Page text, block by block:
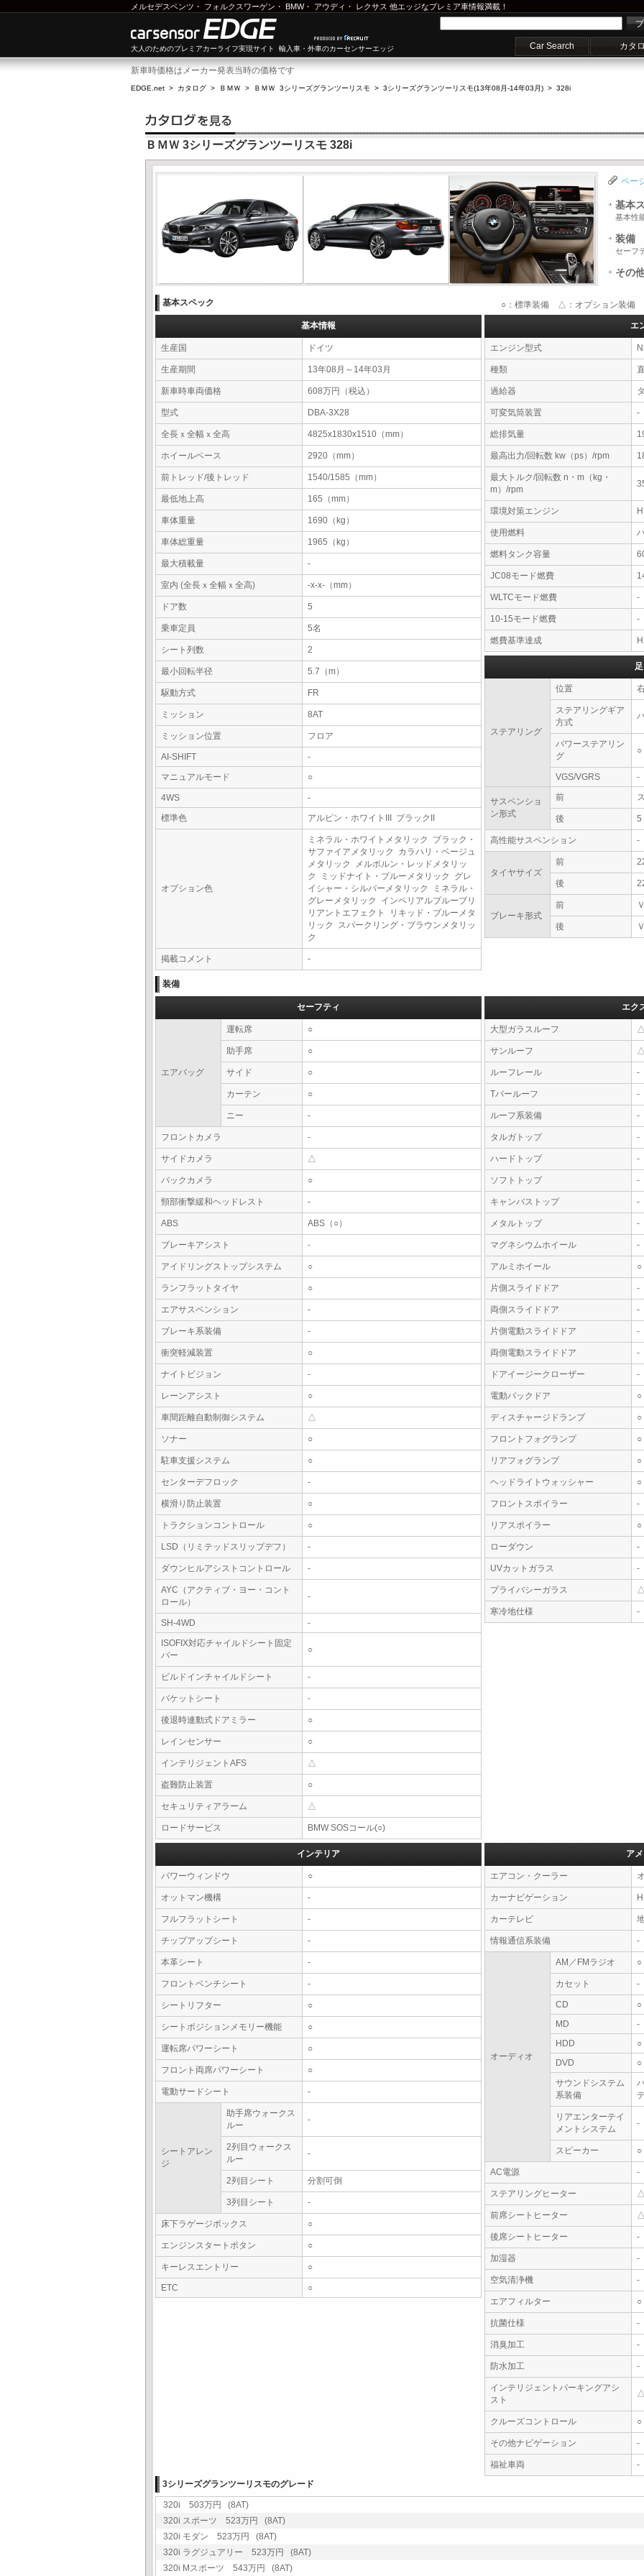
メルセデスベンツ ・ フォルクスワーゲン ・ BMW・ アウディ ・ レクサス 他エッジなプレミア車情報満載！
大人のためのプレミアカーライフ実現サイト 輸入車・外車のカーセンサーエッジ Car Search カタ
新車時価格はメーカー発表当時の価格です
EDGE.net > カタログ > ＢＭＷ > ＢＭＷ 3シリーズグランツーリスモ > 3シリーズグランツーリスモ(13年08月-14年03月) > 328i
ＢＭＷ 3シリーズグランツーリスモ 328i
ペー
基本
基本性
装備
セーフ
その
基本スペック ○：標準装備 △：オプション装備 -
基本情報
生産国 ドイツ
生産期間 13年08月～14年03月
新車時車両価格 608万円（税込）
型式 DBA-3X28
全長ｘ全幅ｘ全高 4825x1830x1510（mm）
ホイールベース 2920（mm）
前トレッド/後トレッド 1540/1585（mm）
最低地上高 165（mm）
車体重量 1690（kg）
車体総重量 1965（kg）
最大積載量 -
室内 (全長ｘ全幅ｘ全高) -x-x-（mm）
ドア数 5
乗車定員 5名
シート列数 2
最小回転半径 5.7（m）
駆動方式 FR
ミッション 8AT
ミッション位置 フロア
AI-SHIFT
-
マニュアルモード
○
4WS
-
標準色
アルピン・ホワイトIII ブラックII
オプション色
ミネラル・ホワイトメタリック ブラック・
サファイアメタリック カラハリ・ベージュ
メタリック メルボルン・レッドメタリッ
ク ミッドナイト・ブルーメタリック グレ
イシャー・シルバーメタリック ミネラル・
グレーメタリック インペリアルブルーブリ
リアントエフェクト リキッド・ブルーメタ
リック スパークリング・ブラウンメタリッ
ク
掲載コメント -
エ
エンジン型式
種類
過給器
可変気筒装置 -
総排気量
最高出力/回転数 kw（ps）/rpm
最大トルク/回転数 n・m（kg・
m）/rpm
環境対策エンジン
使用燃料
燃料タンク容量
JC08モード燃費
WLTCモード燃費 -
10-15モード燃費 -
燃費基準達成
ステアリング
位置
ステアリングギア
方式
パワーステアリン
グ
○
VGS/VGRS -
サスペンショ
ン形式
前
後 5
高性能サスペンション -
タイヤサイズ
前
後
ブレーキ形式
前
後
装備
セーフティ
エアバッグ
運転席 ○
助手席 ○
サイド ○
カーテン ○
ニー -
フロントカメラ -
サイドカメラ △
バックカメラ ○
頸部衝撃緩和ヘッドレスト -
ABS ABS（○）
ブレーキアシスト -
アイドリングストップシステム ○
ランフラットタイヤ ○
エアサスペンション -
ブレーキ系装備 -
衝突軽減装置 ○
ナイトビジョン -
レーンアシスト ○
車間距離自動制御システム △
ソナー ○
駐車支援システム ○
センターデフロック -
横滑り防止装置 ○
トラクションコントロール ○
LSD（リミテッドスリップデフ） -
ダウンヒルアシストコントロール -
AYC（アクティブ・ヨー・コント
ロール）
-
SH-4WD
-
ISOFIX対応チャイルドシート固定
バー
○
ビルドインチャイルドシート -
バケットシート -
後退時連動式ドアミラー ○
レインセンサー ○
インテリジェントAFS △
盗難防止装置 ○
セキュリティアラーム △
ロードサービス BMW SOSコール(○)
エク
大型ガラスルーフ
サンルーフ
ルーフレール -
Tバールーフ -
ルーフ系装備 -
タルガトップ -
ハードトップ -
ソフトトップ -
キャンバストップ -
メタルトップ -
マグネシウムホイール -
アルミホイール ○
片側スライドドア -
両側スライドドア -
片側電動スライドドア -
両側電動スライドドア -
ドアイージークローザー -
電動バックドア ○
ディスチャージドランプ ○
フロントフォグランプ ○
リアフォグランプ ○
ヘッドライトウォッシャー ○
フロントスポイラー -
リアスポイラー ○
ローダウン -
UVカットガラス -
プライバシーガラス
寒冷地仕様 -
インテリア
パワーウィンドウ ○
オットマン機構 -
フルフラットシート -
チップアップシート -
本革シート -
フロントベンチシート -
シートリフター ○
シートポジションメモリー機能 ○
運転席パワーシート ○
フロント両席パワーシート ○
電動サードシート -
シートアレン
ジ
助手席ウォークス
ルー
-
2列目ウォークス
ルー
-
2列目シート 分割可倒
3列目シート -
床下ラゲージボックス ○
エンジンスタートボタン ○
キーレスエントリー ○
ETC ○
ア
エアコン・クーラー
カーナビゲーション
カーテレビ
情報通信系装備 -
オーディオ
AM／FMラジオ ○
カセット -
CD
○
MD
-
HDD
○
DVD
○
サウンドシステム
系装備
リアエンターテイ
メントシステム
-
スピーカー ○
AC電源 -
ステアリングヒーター
前席シートヒーター
後席シートヒーター -
加湿器 -
空気清浄機 -
エアフィルター ○
抗菌仕様 -
消臭加工 -
防水加工 -
インテリジェントパーキングアシ
スト
クルーズコントロール ○
その他ナビゲーション -
福祉車両
-
3シリーズグランツーリスモのグレード
320i 503万円 (8AT)
320i スポーツ 523万円 (8AT)
320i モダン 523万円 (8AT)
320i ラグジュアリー 523万円 (8AT)
320i Mスポーツ 543万円 (8AT)